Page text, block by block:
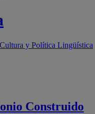
Cultura y Política Lingüística
Construido